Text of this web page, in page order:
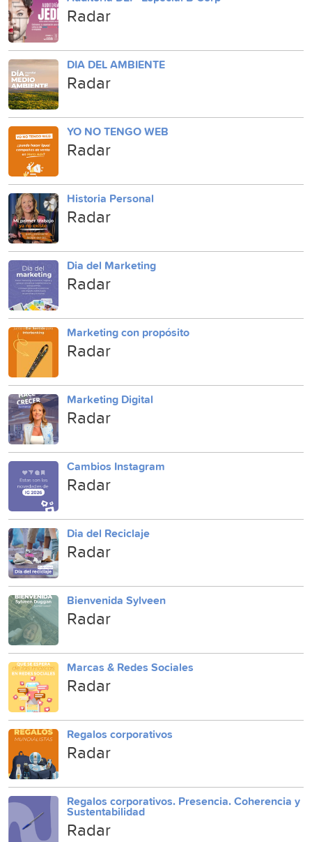
Radar
DIA DEL AMBIENTE
Radar
YO NO TENGO WEB
Radar
Historia Personal
Radar
Dia del Marketing
Radar
Marketing con propósito
Radar
Marketing Digital
Radar
Cambios Instagram
Radar
Dia del Reciclaje
Radar
Bienvenida Sylveen
Radar
Marcas & Redes Sociales
Radar
Regalos corporativos
Radar
Regalos corporativos. Presencia. Coherencia y
Sustentabilidad
Radar